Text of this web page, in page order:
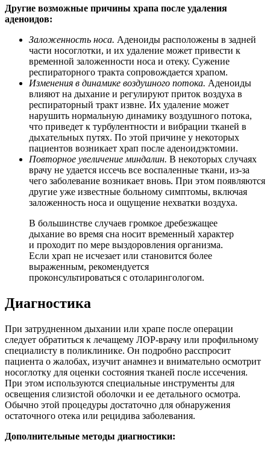
Другие возможные причины храпа после удаления
аденоидов:
Заложенность носа. Аденоиды расположены в задней
части носоглотки, и их удаление может привести к
временной заложенности носа и отеку. Сужение
респираторного тракта сопровождается храпом.
Изменения в динамике воздушного потока. Аденоиды
влияют на дыхание и регулируют приток воздуха в
респираторный тракт извне. Их удаление может
нарушить нормальную динамику воздушного потока,
что приведет к турбулентности и вибрации тканей в
дыхательных путях. По этой причине у некоторых
пациентов возникает храп после аденоидэктомии.
Повторное увеличение миндалин. В некоторых случаях
врачу не удается иссечь все воспаленные ткани, из-за
чего заболевание возникает вновь. При этом появляются
другие уже известные больному симптомы, включая
заложенность носа и ощущение нехватки воздуха.
В большинстве случаев громкое дребезжащее
дыхание во время сна носит временный характер
и проходит по мере выздоровления организма.
Если храп не исчезает или становится более
выраженным, рекомендуется
проконсультироваться с отоларингологом.
Диагностика
При затрудненном дыхании или храпе после операции
следует обратиться к лечащему ЛОР-врачу или профильному
специалисту в поликлинике. Он подробно расспросит
пациента о жалобах, изучит анамнез и внимательно осмотрит
носоглотку для оценки состояния тканей после иссечения.
При этом используются специальные инструменты для
освещения слизистой оболочки и ее детального осмотра.
Обычно этой процедуры достаточно для обнаружения
остаточного отека или рецидива заболевания.
Дополнительные методы диагностики: